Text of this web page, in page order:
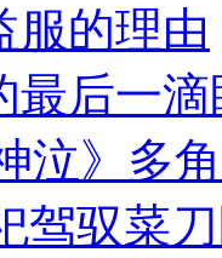
服的理由
最后一滴
泣》多
驾驭菜